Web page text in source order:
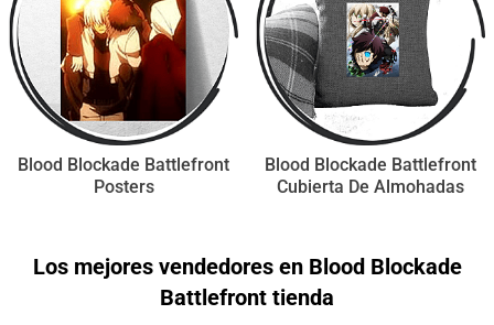
Blood Blockade Battlefront
Posters
Blood Blockade Battlefront
Cubierta De Almohadas
Los mejores vendedores en Blood Blockade
Battlefront tienda